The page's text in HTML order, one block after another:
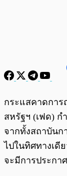
กระแสคาดการ
สหรัฐฯ (เฟด)
จากทั้งสถาบันก
ไปในทิศทางเดี
จะมีการประกา